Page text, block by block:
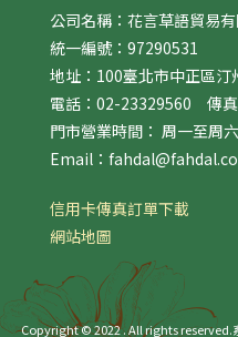
公司名稱：花言草語貿易
統一編號：97290531
地址：100臺北市中正區
電話：02-23329560 傳
門市營業時間： 周一至周
Email：
信用卡傳真訂單下載
網站地圖
Copyright © 2022 . All rights reserved.